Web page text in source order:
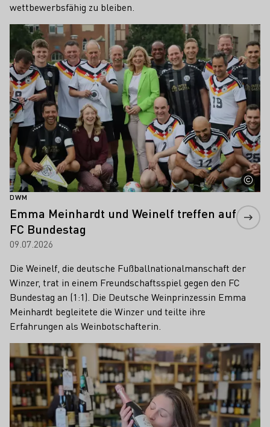
wettbewerbsfähig zu bleiben.
DWM
Emma Meinhardt und Weinelf treffen auf
FC Bundestag
09.07.2026
Die Weinelf, die deutsche Fußballnationalmanschaft der
Winzer, trat in einem Freundschaftsspiel gegen den FC
Bundestag an (1:1). Die Deutsche Weinprinzessin Emma
Meinhardt begleitete die Winzer und teilte ihre
Erfahrungen als Weinbotschafterin.
Mehr erfahren
Mehr erfahren